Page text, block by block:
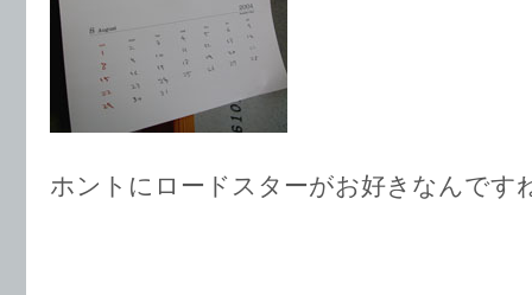
ホントにロードスターがお好きなんです